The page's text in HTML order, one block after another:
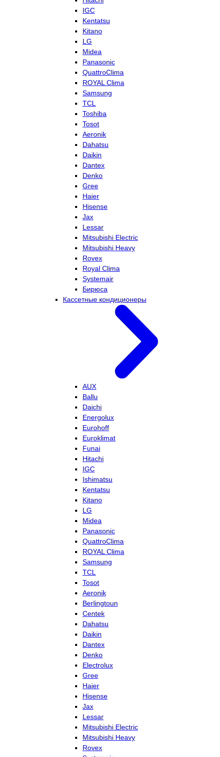
IGC
Kentatsu
Kitano
LG
Midea
Panasonic
QuattroClima
ROYAL Clima
Samsung
TCL
Toshiba
Tosot
Aeronik
Dahatsu
Daikin
Dantex
Denko
Gree
Haier
Hisense
Jax
Lessar
Mitsubishi Electric
Mitsubishi Heavy
Rovex
Royal Clima
Systemair
Бирюса
Кассетные кондиционеры
AUX
Ballu
Daichi
Energolux
Eurohoff
Euroklimat
Funai
Hitachi
IGC
Ishimatsu
Kentatsu
Kitano
LG
Midea
Panasonic
QuattroClima
ROYAL Clima
Samsung
TCL
Tosot
Aeronik
Berlingtoun
Centek
Dahatsu
Daikin
Dantex
Denko
Electrolux
Gree
Haier
Hisense
Jax
Lessar
Mitsubishi Electric
Mitsubishi Heavy
Rovex